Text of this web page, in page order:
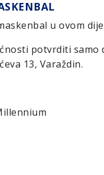
u ovom
potvrditi
13, Varaždin.